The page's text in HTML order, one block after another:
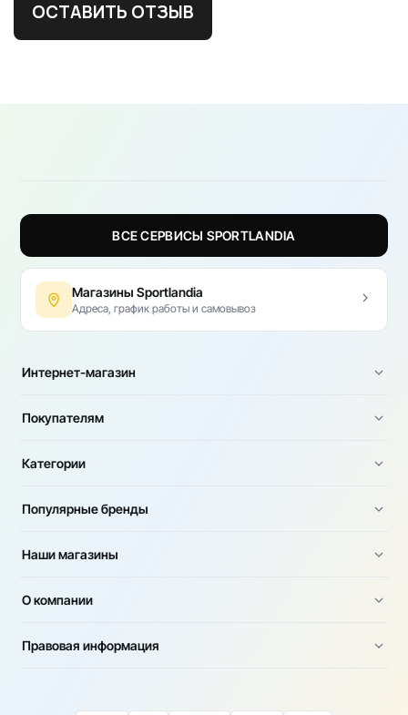
ОСТАВИТЬ ОТЗЫВ
ВСЕ СЕРВИСЫ SPORTLANDIA
Магазины Sportlandia
Адреса, график работы и самовывоз
Интернет-магазин
Покупателям
Категории
Популярные бренды
Наши магазины
О компании
Правовая информация